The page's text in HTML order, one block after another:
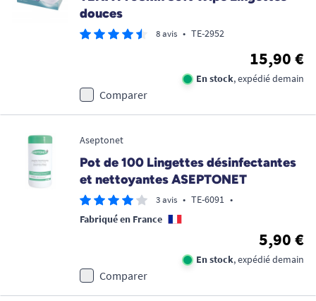
douces
8 avis • TE-2952
15,90 €
En stock, expédié demain
Comparer
Aseptonet
Pot de 100 Lingettes désinfectantes
et nettoyantes ASEPTONET
3 avis • TE-6091 •
Fabriqué en France
5,90 €
En stock, expédié demain
Comparer